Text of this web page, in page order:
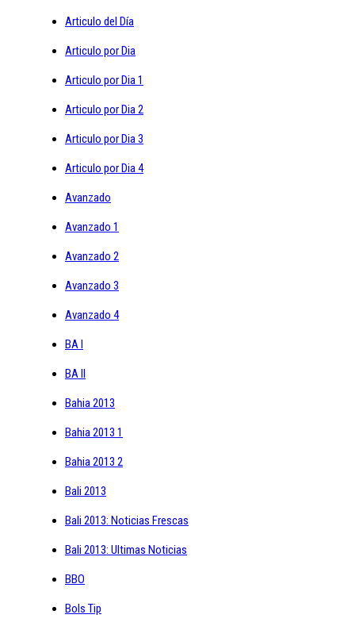
Articulo del Día
Articulo por Dia
Articulo por Dia 1
Articulo por Dia 2
Articulo por Dia 3
Articulo por Dia 4
Avanzado
Avanzado 1
Avanzado 2
Avanzado 3
Avanzado 4
BA I
BA II
Bahia 2013
Bahia 2013 1
Bahia 2013 2
Bali 2013
Bali 2013: Noticias Frescas
Bali 2013: Ultimas Noticias
BBO
Bols Tip